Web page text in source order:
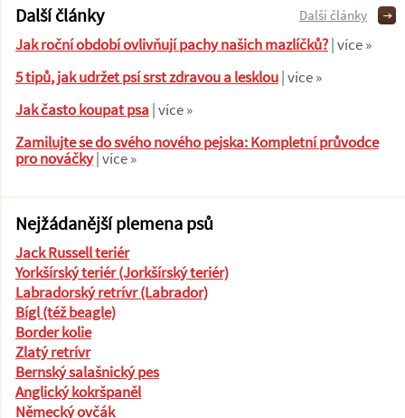
Další články
Jak roční období ovlivňují pachy našich mazlíčků?| více »
5 tipů, jak udržet psí srst zdravou a lesklou| více »
Jak často koupat psa| více »
Zamilujte se do svého nového pejska: Kompletní průvodce
pro nováčky| více »
Další články
Nejžádanější plemena psů
Jack Russell teriér
Yorkšírský teriér (Jorkšírský teriér)
Labradorský retrívr (Labrador)
Bígl (též beagle)
Border kolie
Zlatý retrívr
Bernský salašnický pes
Anglický kokršpaněl
Německý ovčák